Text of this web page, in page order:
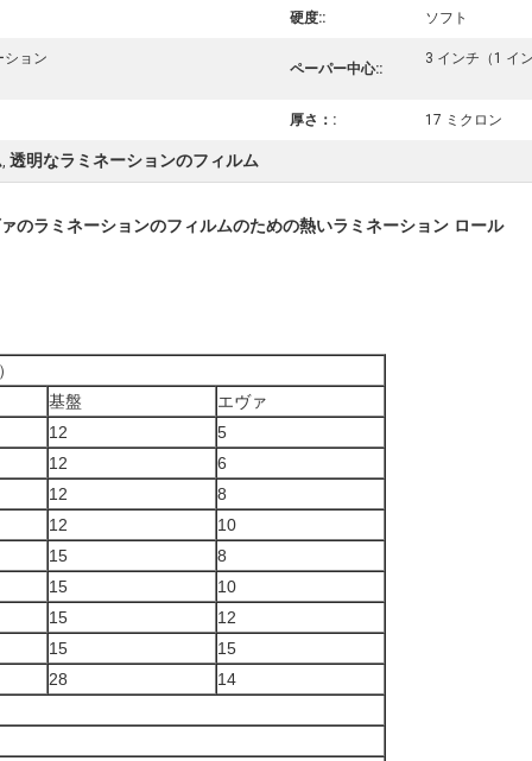
硬度:: ソフト
ション
ペーパー中心::
3 インチ（1 イ
厚さ：: 17 ミクロン
, 透明なラミネーションのフィルム
のラミネーションのフィルムのための熱いラミネーション ロール
基盤
エヴァ
12
5
12
6
12
8
12
10
15
8
15
10
15
12
15
15
28
14